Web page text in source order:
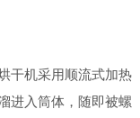
机采用顺流式加热
进入筒体，随即被螺